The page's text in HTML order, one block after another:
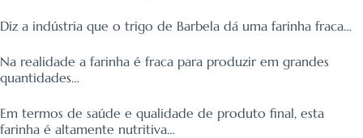
Diz a indústria que o trigo de Barbela dá uma farinha fraca…
Na realidade a farinha é fraca para produzir em grandes
quantidades…
Em termos de saúde e qualidade de produto final, esta
farinha é altamente nutritiva…